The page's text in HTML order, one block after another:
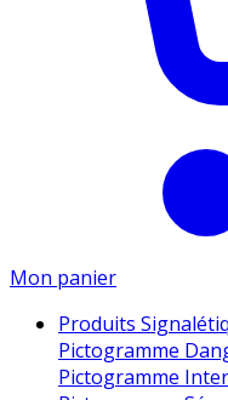
Mon panier
Produits
Pictogramme
Pictogramme